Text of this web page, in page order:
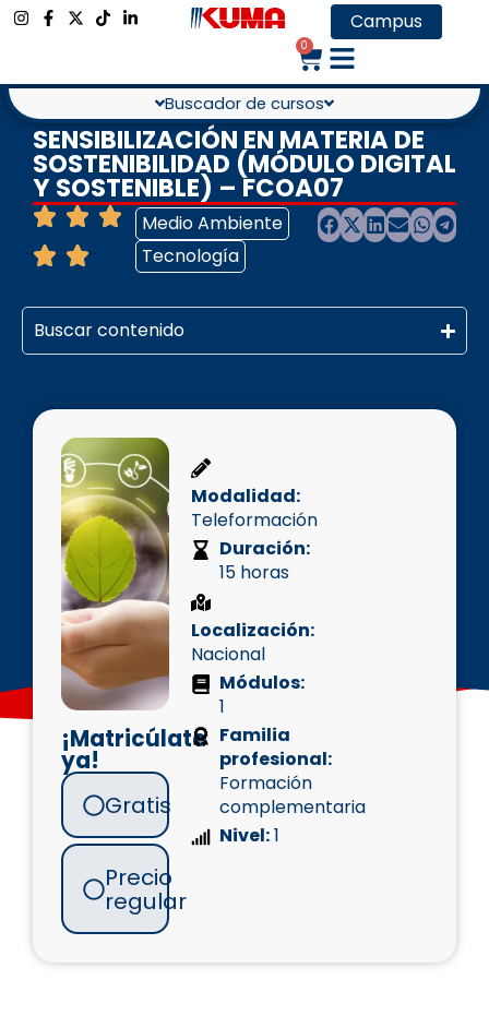
Campus
0
Buscador de cursos
SENSIBILIZACIÓN EN MATERIA DE
SOSTENIBILIDAD (MÓDULO DIGITAL
Y SOSTENIBLE) – FCOA07
Medio Ambiente
Tecnología
Buscar contenido
¡Matricúlate
ya!
Gratis
Precio
regular
Modalidad:
Teleformación
Duración:
15 horas
Localización:
Nacional
Módulos:
1
Familia
profesional:
Formación
complementaria
Nivel:1